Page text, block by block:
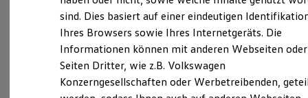
Verbrauchskosten
Kaufoptionen
E-Auto-Förderung
Software und Konnektivität
ID. Software Versionen und Updates
Digitale Extras
Schnittstellen zu Ihrem ID.
Herzlich willkommen bei
Gottfried Schultz in Erkrath!
sind. Dies basiert auf einer eindeutigen
Ihres Browsers sowie Ihres Internetgeräts. Die
Informationen können mit anderen Webseiten oder
Seiten Dritter, wie z.B. Volkswagen
Konzerngesellschaften oder Werbetreibenden,